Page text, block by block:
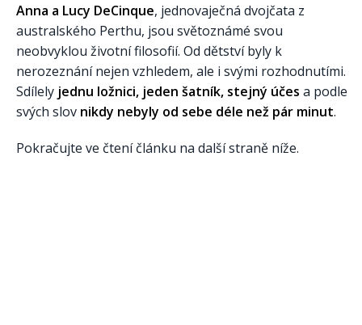
Anna a Lucy DeCinque, jednovaječná dvojčata z
australského Perthu, jsou světoznámé svou
neobvyklou životní filosofií. Od dětství byly k
nerozeznání nejen vzhledem, ale i svými rozhodnutími.
Sdílely jednu ložnici, jeden šatník, stejný účes a podle
svých slov nikdy nebyly od sebe déle než pár minut.
Pokračujte ve čtení článku na další straně níže.